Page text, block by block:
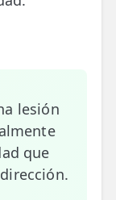
lesión
que